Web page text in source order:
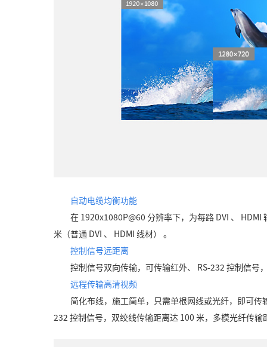
自动电缆均衡功能
在 1920x1080P@60 分辨率下，为每路 DVI 、
米（普通 DVI 、 HDMI 线材） 。
控制信号远距离
控制信号双向传输，可传输红外、 RS-232 控制信号
远程传输高清视频
简化布线，施工简单，只需单根网线或光纤，即可传
232 控制信号，双绞线传输距离达 100 米，多模光纤传